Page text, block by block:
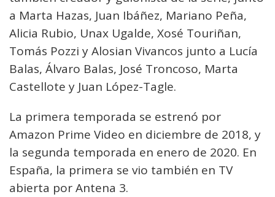
a Marta Hazas, Juan Ibáñez, Mariano Peña,
Alicia Rubio, Unax Ugalde, Xosé Touriñan,
Tomás Pozzi y Alosian Vivancos junto a Lucía
Balas, Álvaro Balas, José Troncoso, Marta
Castellote y Juan López-Tagle.
La primera temporada se estrenó por
Amazon Prime Video en diciembre de 2018, y
la segunda temporada en enero de 2020. En
España, la primera se vio también en TV
abierta por Antena 3.